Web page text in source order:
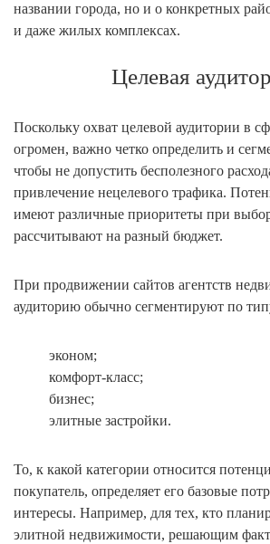
названии города, но и о конкретных
и даже жилых комплексах.
Целевая
Поскольку охват целевой аудитории в
огромен, важно четко определить и
чтобы не допустить бесполезного
привлечение нецелевого трафика.
имеют различные приоритеты при
рассчитывают на разный бюджет.
При продвижении сайтов агентств
аудиторию обычно сегментируют по
эконом;
комфорт-класс;
бизнес;
элитные застройки.
То, к какой категории относится
покупатель, определяет его базовые
интересы. Например, для тех, кто
элитной недвижимости, решающим